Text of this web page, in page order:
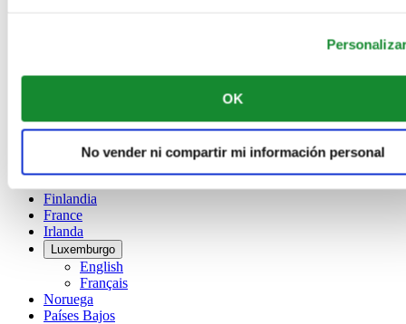
OK
No vender ni compartir mi información personal
Français
简体中文
Dinamarca
Finlandia
France
Irlanda
Luxemburgo
English
Français
Noruega
Países Bajos